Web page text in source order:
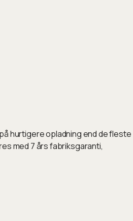
hurtigere opladning end de fleste
med 7 års fabriksgaranti,